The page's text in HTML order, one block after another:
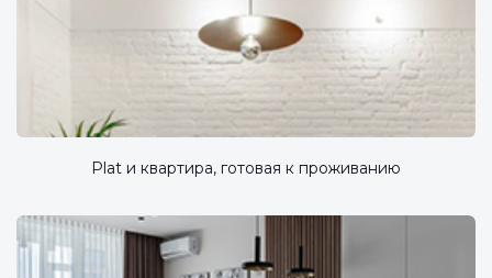
Plat и квартира, готовая к проживанию